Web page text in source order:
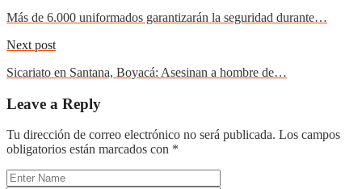
Más de 6.000 uniformados garantizarán la seguridad durante…
Next post
Sicariato en Santana, Boyacá: Asesinan a hombre de…
Leave a Reply
Tu dirección de correo electrónico no será publicada. Los campos
obligatorios están marcados con *